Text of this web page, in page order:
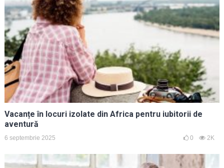
Vacanțe în locuri izolate din Africa pentru iubitorii de
aventură
6 septembrie 2025 0 2K